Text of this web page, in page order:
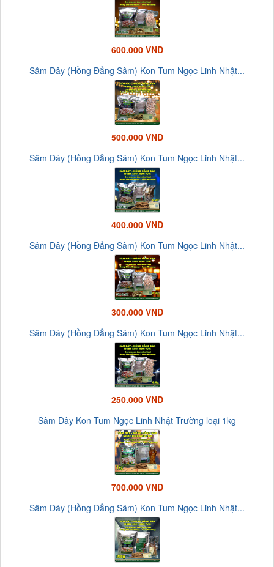
600.000 VND
Sâm Dây (Hồng Đẳng Sâm) Kon Tum Ngọc Linh Nhật...
500.000 VND
Sâm Dây (Hồng Đẳng Sâm) Kon Tum Ngọc Linh Nhật...
400.000 VND
Sâm Dây (Hồng Đẳng Sâm) Kon Tum Ngọc Linh Nhật...
300.000 VND
Sâm Dây (Hồng Đẳng Sâm) Kon Tum Ngọc Linh Nhật...
250.000 VND
Sâm Dây Kon Tum Ngọc Linh Nhật Trường loại 1kg
700.000 VND
Sâm Dây (Hồng Đẳng Sâm) Kon Tum Ngọc Linh Nhật...